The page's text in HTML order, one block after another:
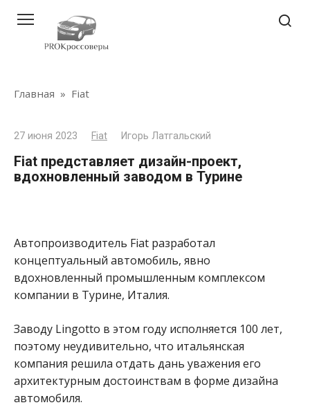
контенту
Главная » Fiat
27 июня 2023 Fiat Игорь Латгальский
Fiat представляет дизайн-проект,
вдохновленный заводом в Турине
Автопроизводитель Fiat разработал
концептуальный автомобиль, явно
вдохновленный промышленным комплексом
компании в Турине, Италия.
Заводу Lingotto в этом году исполняется 100 лет,
поэтому неудивительно, что итальянская
компания решила отдать дань уважения его
архитектурным достоинствам в форме дизайна
автомобиля.